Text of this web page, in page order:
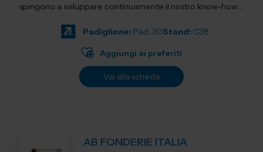
spingono a sviluppare continuamente il nostro know-how,
Padiglione: Pad. 30Stand: C38
Aggiungi ai preferiti
Vai alla scheda
AB FONDERIE ITALIA